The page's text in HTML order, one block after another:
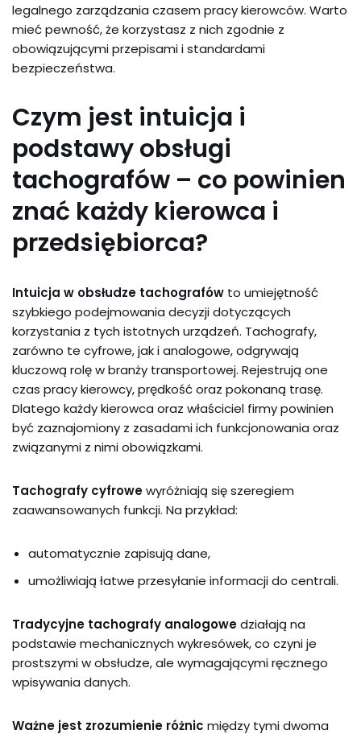
legalnego zarządzania czasem pracy kierowców. Warto
mieć pewność, że korzystasz z nich zgodnie z
obowiązującymi przepisami i standardami
bezpieczeństwa.
Czym jest intuicja i
podstawy obsługi
tachografów – co powinien
znać każdy kierowca i
przedsiębiorca?
Intuicja w obsłudze tachografów to umiejętność
szybkiego podejmowania decyzji dotyczących
korzystania z tych istotnych urządzeń. Tachografy,
zarówno te cyfrowe, jak i analogowe, odgrywają
kluczową rolę w branży transportowej. Rejestrują one
czas pracy kierowcy, prędkość oraz pokonaną trasę.
Dlatego każdy kierowca oraz właściciel firmy powinien
być zaznajomiony z zasadami ich funkcjonowania oraz
związanymi z nimi obowiązkami.
Tachografy cyfrowewyróżniają się szeregiem
zaawansowanych funkcji. Na przykład:
automatycznie zapisują dane,
umożliwiają łatwe przesyłanie informacji do centrali.
Tradycyjne tachografy analogowedziałają na
podstawie mechanicznych wykresówek, co czyni je
prostszymi w obsłudze, ale wymagającymi ręcznego
wpisywania danych.
Ważne jest zrozumienie różnic między tymi dwoma